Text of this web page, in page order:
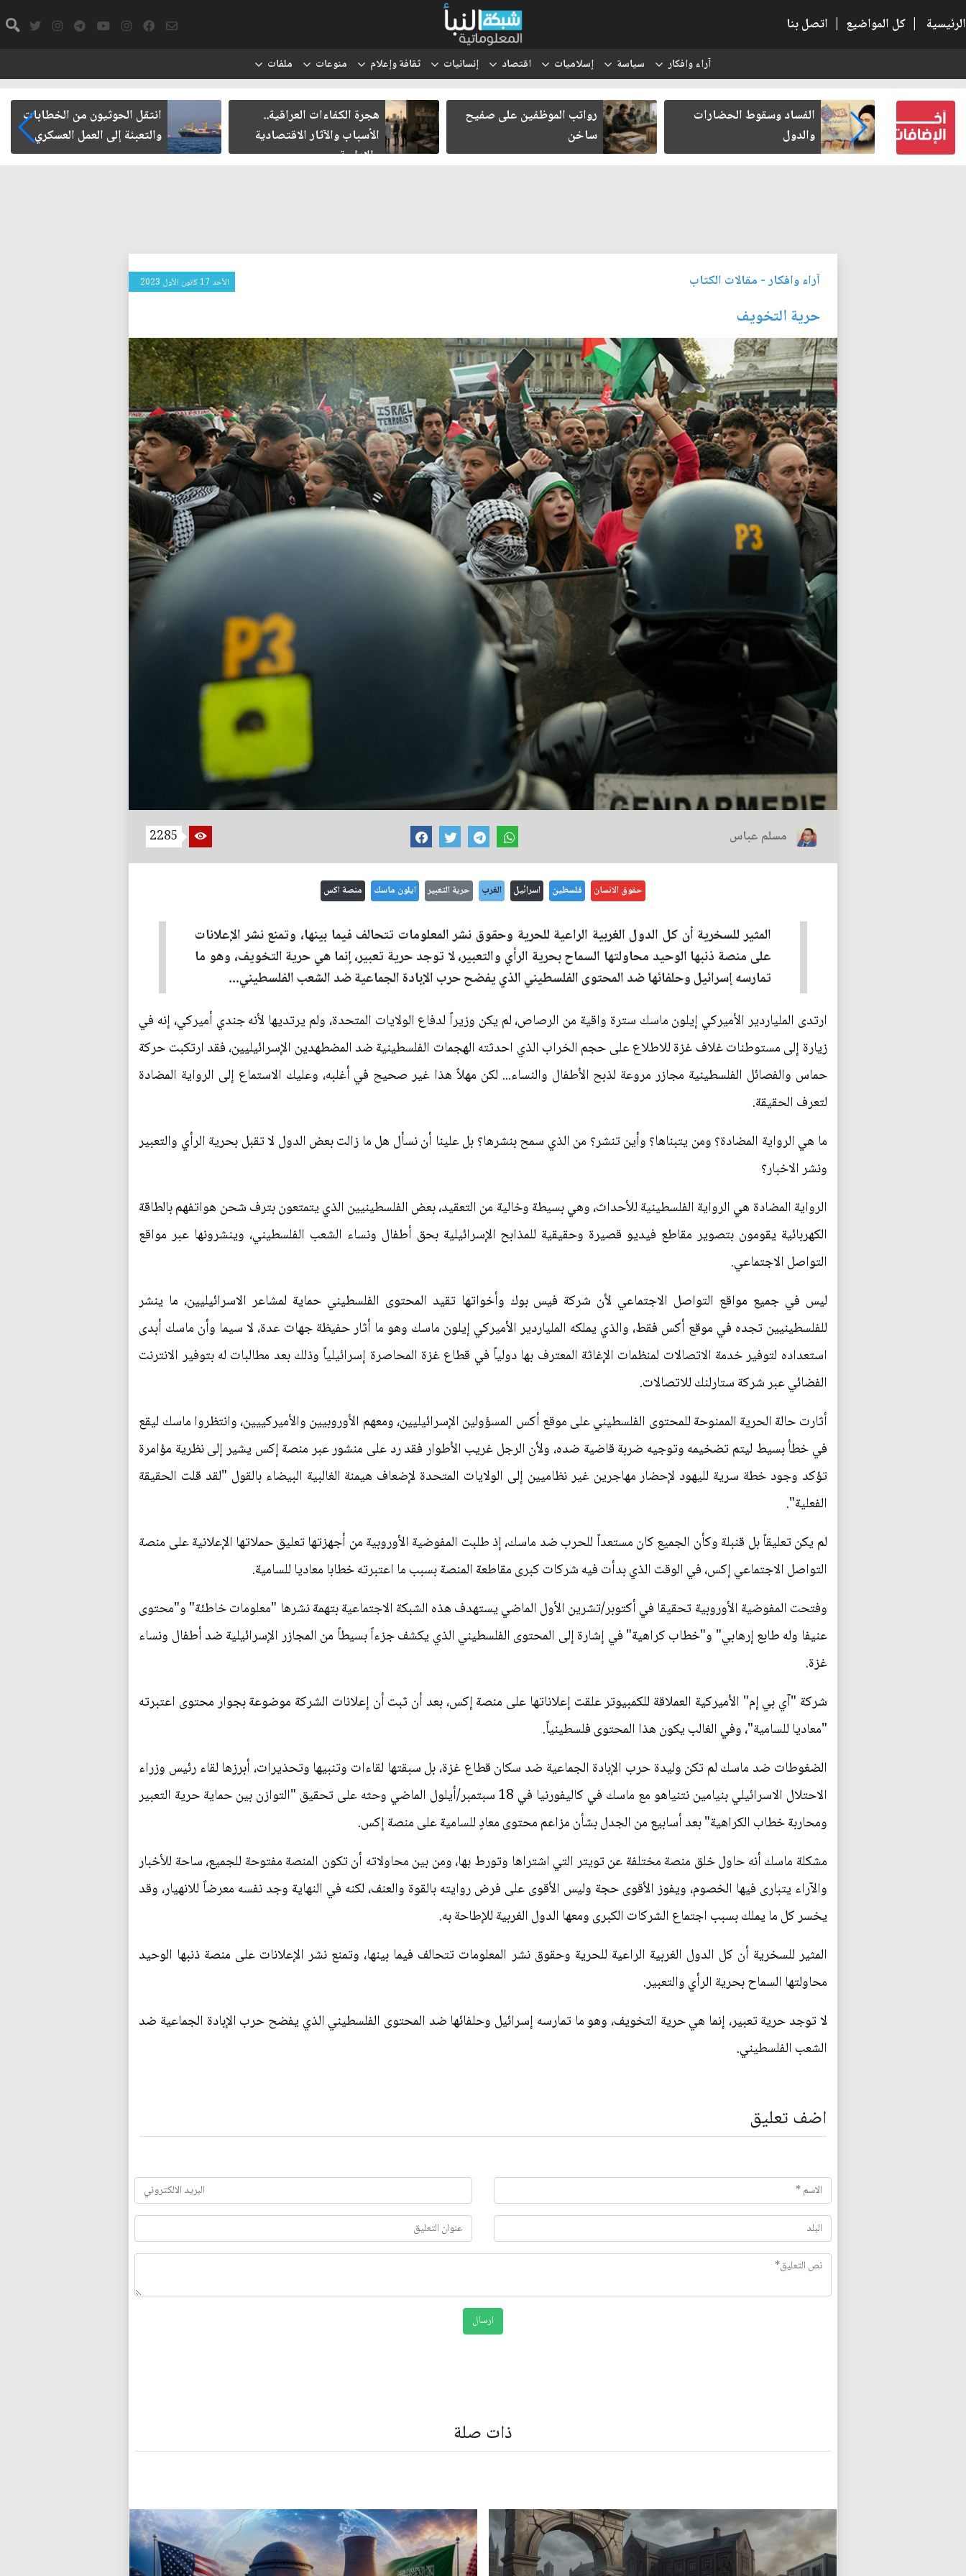
الرئيسية | كل المواضيع | اتصل بنا
آراء وافكار سياسة إسلاميات اقتصاد إنسانيات ثقافة وإعلام منوعات ملفات
كتب لنفسه
الفساد وسقوط الحضارات
والدول
رواتب الموظفين على صفيح
ساخن
هجرة الكفاءات العراقية..
الأسباب والآثار الاقتصادية
والإدارية
انتقل الحوثيون من الخطابات
والتعبئة إلى العمل العسكري
آراء وافكار- مقالات الكتاب الأحد 17 كانون الأول 2023
حرية التخويف
مسلم عباس 2285
حقوق الانسان فلسطين اسرائيل الغرب حرية التعبير ايلون ماسك منصة اكس
المثير للسخرية أن كل الدول الغربية الراعية للحرية وحقوق نشر المعلومات تتحالف فيما بينها، وتمنع نشر الإعلانات
على منصة ذنبها الوحيد محاولتها السماح بحرية الرأي والتعبير، لا توجد حرية تعبير، إنما هي حرية التخويف، وهو ما
تمارسه إسرائيل وحلفائها ضد المحتوى الفلسطيني الذي يفضح حرب الإبادة الجماعية ضد الشعب الفلسطيني...
ارتدى الملياردير الأميركي إيلون ماسك سترة واقية من الرصاص، لم يكن وزيراً لدفاع الولايات المتحدة، ولم يرتديها لأنه جندي أميركي، إنه في
زيارة إلى مستوطنات غلاف غزة للاطلاع على حجم الخراب الذي احدثته الهجمات الفلسطينية ضد المضطهدين الإسرائيليين، فقد ارتكبت حركة
حماس والفصائل الفلسطينية مجازر مروعة لذبح الأطفال والنساء... لكن مهلاً هذا غير صحيح في أغلبه، وعليك الاستماع إلى الرواية المضادة
لتعرف الحقيقة.
ما هي الرواية المضادة؟ ومن يتبناها؟ وأين تنشر؟ من الذي سمح بنشرها؟ بل علينا أن نسأل هل ما زالت بعض الدول لا تقبل بحرية الرأي والتعبير
ونشر الاخبار؟
الرواية المضادة هي الرواية الفلسطينية للأحداث، وهي بسيطة وخالية من التعقيد، بعض الفلسطينيين الذي يتمتعون بترف شحن هواتفهم بالطاقة
الكهربائية يقومون بتصوير مقاطع فيديو قصيرة وحقيقية للمذابح الإسرائيلية بحق أطفال ونساء الشعب الفلسطيني، وينشرونها عبر مواقع
التواصل الاجتماعي.
ليس في جميع مواقع التواصل الاجتماعي لأن شركة فيس بوك وأخواتها تقيد المحتوى الفلسطيني حماية لمشاعر الاسرائيليين، ما ينشر
للفلسطينيين تجده في موقع أكس فقط، والذي يملكه الملياردير الأميركي إيلون ماسك وهو ما أثار حفيظة جهات عدة، لا سيما وأن ماسك أبدى
استعداده لتوفير خدمة الاتصالات لمنظمات الإغاثة المعترف بها دولياً في قطاع غزة المحاصرة إسرائيلياً وذلك بعد مطالبات له بتوفير الانترنت
الفضائي عبر شركة ستارلنك للاتصالات.
أثارت حالة الحرية الممنوحة للمحتوى الفلسطيني على موقع أكس المسؤولين الإسرائيليين، ومعهم الأوروبيين والأميركييين، وانتظروا ماسك ليقع
في خطأ بسيط ليتم تضخيمه وتوجيه ضربة قاضية ضده، ولأن الرجل غريب الأطوار فقد رد على منشور عبر منصة إكس يشير إلى نظرية مؤامرة
تؤكد وجود خطة سرية لليهود لإحضار مهاجرين غير نظاميين إلى الولايات المتحدة لإضعاف هيمنة الغالبية البيضاء بالقول "لقد قلت الحقيقة
الفعلية".
لم يكن تعليقاً بل قنبلة وكأن الجميع كان مستعداً للحرب ضد ماسك، إذ طلبت المفوضية الأوروبية من أجهزتها تعليق حملاتها الإعلانية على منصة
التواصل الاجتماعي إكس، في الوقت الذي بدأت فيه شركات كبرى مقاطعة المنصة بسبب ما اعتبرته خطابا معاديا للسامية.
وفتحت المفوضية الأوروبية تحقيقا في أكتوبر/تشرين الأول الماضي يستهدف هذه الشبكة الاجتماعية بتهمة نشرها "معلومات خاطئة" و"محتوى
عنيفا وله طابع إرهابي" و"خطاب كراهية" في إشارة إلى المحتوى الفلسطيني الذي يكشف جزءاً بسيطاً من المجازر الإسرائيلية ضد أطفال ونساء
غزة.
شركة "آي بي إم" الأميركية العملاقة للكمبيوتر علقت إعلاناتها على منصة إكس، بعد أن ثبت أن إعلانات الشركة موضوعة بجوار محتوى اعتبرته
"معاديا للسامية"، وفي الغالب يكون هذا المحتوى فلسطينياً.
الضغوطات ضد ماسك لم تكن وليدة حرب الإبادة الجماعية ضد سكان قطاع غزة، بل سبقتها لقاءات وتنبيها وتحذيرات، أبرزها لقاء رئيس وزراء
الاحتلال الاسرائيلي بنيامين نتنياهو مع ماسك في كاليفورنيا في 18 سبتمبر/أيلول الماضي وحثه على تحقيق "التوازن بين حماية حرية التعبير
ومحاربة خطاب الكراهية" بعد أسابيع من الجدل بشأن مزاعم محتوى معادٍ للسامية على منصة إكس.
مشكلة ماسك أنه حاول خلق منصة مختلفة عن تويتر التي اشتراها وتورط بها، ومن بين محاولاته أن تكون المنصة مفتوحة للجميع، ساحة للأخبار
والآراء يتبارى فيها الخصوم، ويفوز الأقوى حجة وليس الأقوى على فرض روايته بالقوة والعنف، لكنه في النهاية وجد نفسه معرضاً للانهيار، وقد
يخسر كل ما يملك بسبب اجتماع الشركات الكبرى ومعها الدول الغربية للإطاحة به.
المثير للسخرية أن كل الدول الغربية الراعية للحرية وحقوق نشر المعلومات تتحالف فيما بينها، وتمنع نشر الإعلانات على منصة ذنبها الوحيد
محاولتها السماح بحرية الرأي والتعبير.
لا توجد حرية تعبير، إنما هي حرية التخويف، وهو ما تمارسه إسرائيل وحلفائها ضد المحتوى الفلسطيني الذي يفضح حرب الإبادة الجماعية ضد
الشعب الفلسطيني.
اضف تعليق
ذات صلة